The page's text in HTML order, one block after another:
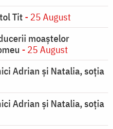
Tit - 25 August
moaştelor
- 25 August
Adrian şi Natalia, soţia
Adrian şi Natalia, soţia